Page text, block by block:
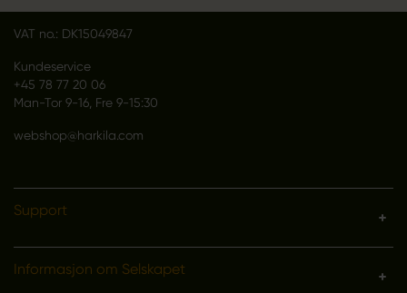
VAT no.: DK15049847
Kundeservice
+45 78 77 20 06
Man-Tor 9-16, Fre 9-15:30
webshop@harkila.com
Support
Informasjon om Selskapet